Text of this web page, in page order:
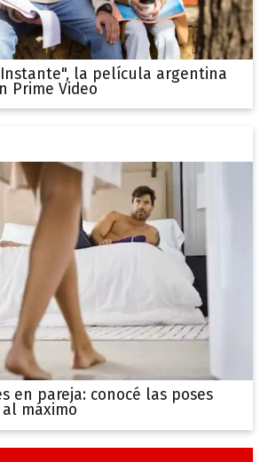
la película argentina
Prime Video
en pareja: conocé las poses
máximo